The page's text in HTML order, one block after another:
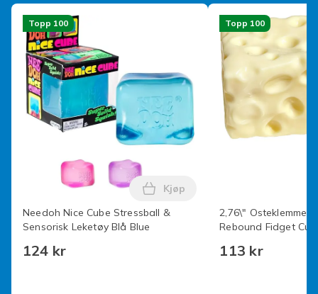
ae86cd34-7f31-495b-9e24-cdf6b732cc11
Produktsikkerhetsinformasjon
Topp 100
Needoh Nice Cube Stressball &
Sensorisk Leketøy Blå Blue
124 kr
Legg Needoh Nice Cube
Kjøp
Topp 100
2,76\" Osteklemme
Rebound Fidget
Sensorisk
113 kr